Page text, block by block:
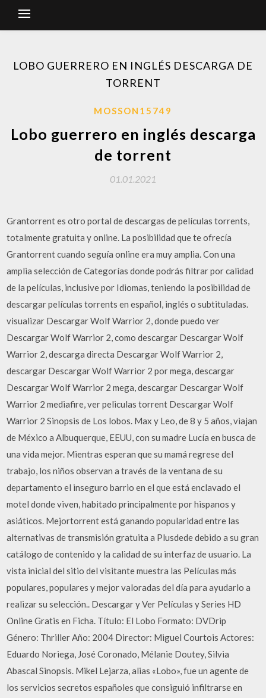
LOBO GUERRERO EN INGLÉS DESCARGA DE
TORRENT
MOSSON15749
Lobo guerrero en inglés descarga
de torrent
01.01.2021
Grantorrent es otro portal de descargas de películas torrents,
totalmente gratuita y online. La posibilidad que te ofrecía
Grantorrent cuando seguía online era muy amplia. Con una
amplia selección de Categorías donde podrás filtrar por calidad
de la películas, inclusive por Idiomas, teniendo la posibilidad de
descargar películas torrents en español, inglés o subtituladas.
visualizar Descargar Wolf Warrior 2, donde puedo ver
Descargar Wolf Warrior 2, como descargar Descargar Wolf
Warrior 2, descarga directa Descargar Wolf Warrior 2,
descargar Descargar Wolf Warrior 2 por mega, descargar
Descargar Wolf Warrior 2 mega, descargar Descargar Wolf
Warrior 2 mediafire, ver peliculas torrent Descargar Wolf
Warrior 2 Sinopsis de Los lobos. Max y Leo, de 8 y 5 años, viajan
de México a Albuquerque, EEUU, con su madre Lucía en busca de
una vida mejor. Mientras esperan que su mamá regrese del
trabajo, los niños observan a través de la ventana de su
departamento el inseguro barrio en el que está enclavado el
motel donde viven, habitado principalmente por hispanos y
asiáticos. Mejortorrent está ganando popularidad entre las
alternativas de transmisión gratuita a Plusdede debido a su gran
catálogo de contenido y la calidad de su interfaz de usuario. La
vista inicial del sitio del visitante muestra las Películas más
populares, populares y mejor valoradas del día para ayudarlo a
realizar su selección.. Descargar y Ver Películas y Series HD
Online Gratis en Ficha. Título: El Lobo Formato: DVDrip
Género: Thriller Año: 2004 Director: Miguel Courtois Actores:
Eduardo Noriega, José Coronado, Mélanie Doutey, Silvia
Abascal Sinopsis. Mikel Lejarza, alias «Lobo», fue un agente de
los servicios secretos españoles que consiguió infiltrarse en